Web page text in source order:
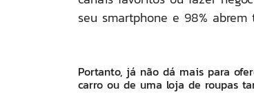
seu smartphone e 98%
Portanto, já não dá mais para
carro ou de uma loja de roupas